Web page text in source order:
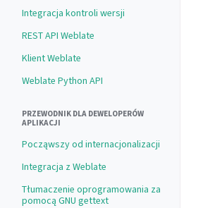
Integracja kontroli wersji
REST API Weblate
Klient Weblate
Weblate Python API
PRZEWODNIK DLA DEWELOPERÓW
APLIKACJI
Począwszy od internacjonalizacji
Integracja z Weblate
Tłumaczenie oprogramowania za
pomocą GNU gettext